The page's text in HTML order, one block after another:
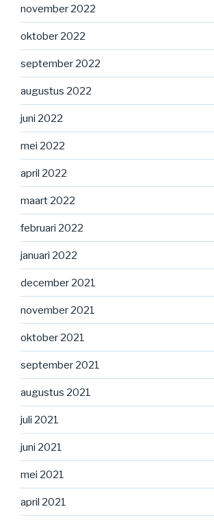
november 2022
oktober 2022
september 2022
augustus 2022
juni 2022
mei 2022
april 2022
maart 2022
februari 2022
januari 2022
december 2021
november 2021
oktober 2021
september 2021
augustus 2021
juli 2021
juni 2021
mei 2021
april 2021